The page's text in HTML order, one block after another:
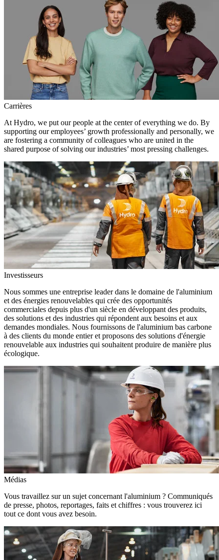
Carrières
At Hydro, we put our people at the center of everything we do. By
supporting our employees’ growth professionally and personally, we
are fostering a community of colleagues who are united in the
shared purpose of solving our industries’ most pressing challenges.
Investisseurs
Nous sommes une entreprise leader dans le domaine de l'aluminium
et des énergies renouvelables qui crée des opportunités
commerciales depuis plus d'un siècle en développant des produits,
des solutions et des industries qui répondent aux besoins et aux
demandes mondiales. Nous fournissons de l'aluminium bas carbone
à des clients du monde entier et proposons des solutions d'énergie
renouvelable aux industries qui souhaitent produire de manière plus
écologique.
Médias
Vous travaillez sur un sujet concernant l'aluminium ? Communiqués
de presse, photos, reportages, faits et chiffres : vous trouverez ici
tout ce dont vous avez besoin.